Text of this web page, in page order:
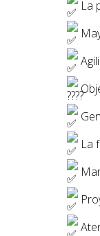
La
La